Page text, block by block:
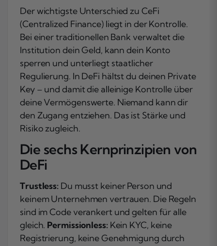
Der wichtigste Unterschied zu CeFi
(Centralized Finance) liegt in der Kontrolle.
Bei einer traditionellen Bank verwaltet die
Institution dein Geld, kann dein Konto
sperren und unterliegt staatlicher
Regulierung. In DeFi hältst du deinen Private
Key – und damit die alleinige Kontrolle über
deine Vermögenswerte. Niemand kann dir
den Zugang entziehen. Das ist Stärke und
Risiko zugleich.
Die sechs Kernprinzipien von
DeFi
Trustless: Du musst keiner Person und
keinem Unternehmen vertrauen. Die Regeln
sind im Code verankert und gelten für alle
gleich. Permissionless:Kein KYC, keine
Registrierung, keine Genehmigung durch